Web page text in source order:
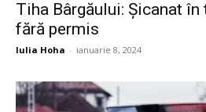
Tiha Bârgăului: Șicanat
fără permis
Iulia Hoha - ianuarie 8, 2024